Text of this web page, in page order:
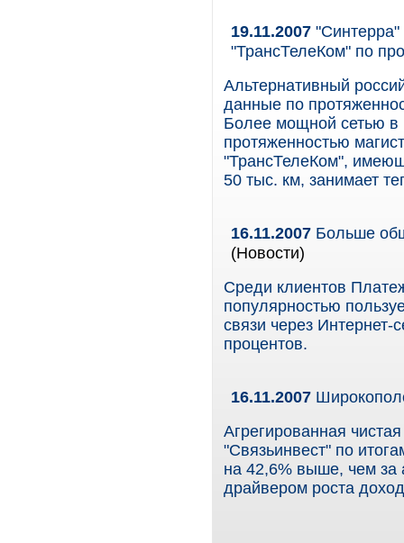
19.11.2007 "Синтерра"
"ТрансТелеКом" по
Альтернативный
данные по
Более мощной сетью в
протяженностью
"ТрансТелеКом",
50 тыс. км, занимает
16.11.2007 Больше
(Новости)
Среди клиентов
популярностью
связи через Интернет-
процентов.
16.11.2007
Агрегированная
"Связьинвест" по
на 42,6% выше, чем за
драйвером роста